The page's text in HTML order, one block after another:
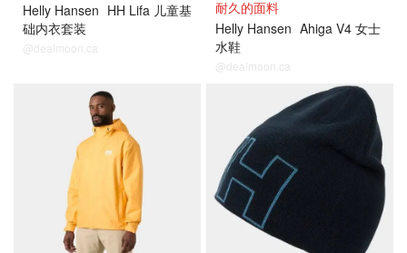
Helly Hansen HH Lifa 儿童基
础内衣套装
@dealmoon.ca
耐久的面料
Helly Hansen Ahiga V4 女士
水鞋
@dealmoon.ca